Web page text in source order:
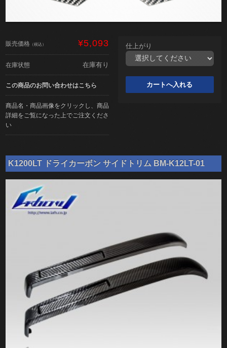
販売価格 （税込） ¥5,093
在庫状態 在庫有り
この商品のお問い合わせはこちら
商品名・商品画像をクリックし、商品
詳細をご覧になった上でご注文くださ
い
仕上がり
K1200LT ドライカーボン サイドトリム BM-K12LT-01